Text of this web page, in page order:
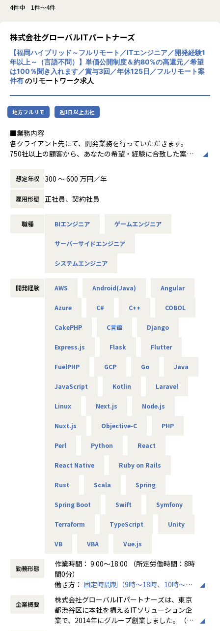
4件中 1件～4件
株式会社グローバルITパートナーズ
【福岡ハイブリッド～フルリモート／ITエンジニア／開発経験1
年以上～（言語不問）】単価公開制度＆約80%の高還元／希望
は100％聞き入れます／賞与3回／年休125日／フルリモート案
件有のリモートワーク求人
地方フルリモ 週1日以上出社
■業務内容
各クライアント先にて、開発業務を行っていただきます。
750社以上の顧客から、あなたの希望・経験に合致した案件
＜案件例＞
・基幹系システムの開発支援（Java、TypeScript、Sprin
g、Vue.js）
・電力系営業システムの開発（Java、VB.net、VBA）
・MuleSoft開発（Java、SQL、Salesforce）
・車載電池ECUシステムの開発（C）
／FortiGate）
（Azure／AWS）
・メーカー向け仮想環境移行（VMware／Windows／Active
【案件選択制度】
広い分野を取り扱っているので、ご自身が本当にやりたい案
件に取り組むことが可能です。希望は100％聞き入れていま
すので、ぜひ理想の案件にチャレンジしてください。
【単価公開／単価連動制度】
当社ではご紹介する案件はすべて単価を公開しています。加
・案件の透明性の確保
・給与などの待遇面の向上
とができます。
■チーム組織構成
ちろん、会社の制度についても意見しやすい環境になってい
当社はこれからも「エンジニアファースト」な会社を目指
し、さまざまな改革を続けていきます。
想定年収 300 〜 600 万円／年
雇用形態 正社員、契約社員
職種 BIエンジニア ゲームエンジニア
サーバーサイドエンジニア
システムエンジニア
開発経験 AWS Android(Java) Angular
Azure C# C++ COBOL
CakePHP C言語 Django
Express.js Flask Flutter
FuelPHP GCP Go Java
JavaScript Kotlin Laravel
Linux Next.js Node.js
Nuxt.js Objective-C PHP
Perl Python React
React Native Ruby on Rails
Rust Scala Spring
Spring Boot Swift Symfony
Terraform TypeScript Unity
VB VBA Vue.js
勤務形態
作業時間： 9:00～18:00 （所定労働時間：8時
間0分）
働き方： 固定時間制（9時～18時、10時～19
時など）
時間外労働の有無： 有（月平均3時間～15時
間）
休憩時間： 60分
企業概要
株式会社グローバルITパートナーズは、東京
都渋谷区に本社を構えるITソリューション企
業で、2014年にグループ創業しました。（連